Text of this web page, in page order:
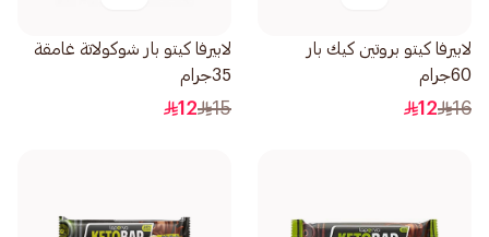
لابيرفا كيتو بروتين كيك بار
60جرام
16
12
لابيرفا كيتو بار شوكولاتة غامقة
35جرام
15
12